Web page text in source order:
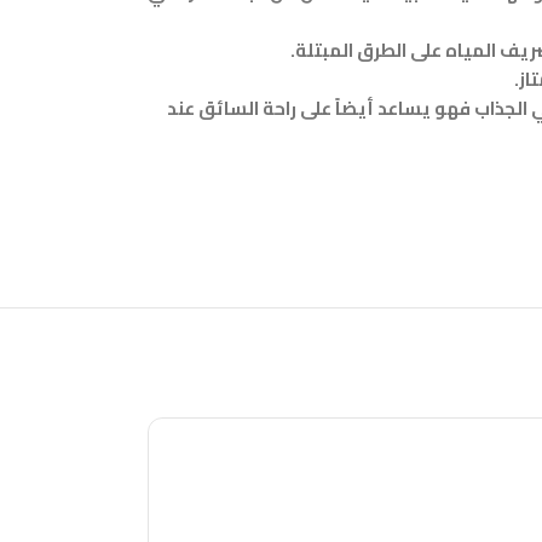
المياه على الطرق المبتلة.
الجذاب فهو يساعد أيضاً على راحة السائق عند